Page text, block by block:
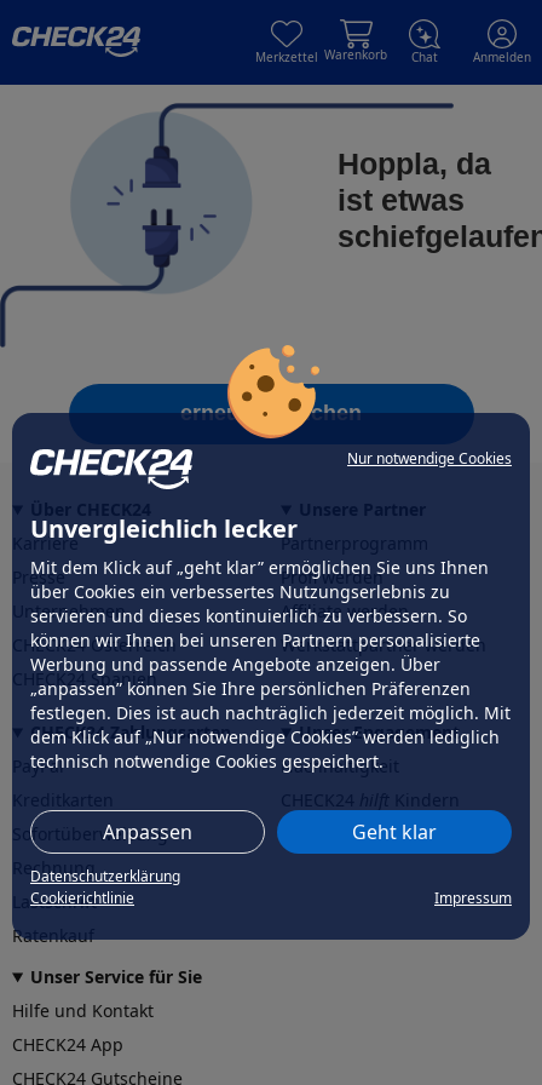
Nur notwendige Cookies
Unvergleichlich lecker
Mit dem Klick auf „geht klar” ermöglichen Sie uns Ihnen
über Cookies ein verbessertes Nutzungserlebnis zu
servieren und dieses kontinuierlich zu verbessern. So
können wir Ihnen bei unseren Partnern personalisierte
Werbung und passende Angebote anzeigen. Über
„anpassen” können Sie Ihre persönlichen Präferenzen
festlegen. Dies ist auch nachträglich jederzeit möglich. Mit
dem Klick auf „Nur notwendige Cookies” werden lediglich
technisch notwendige Cookies gespeichert.
Anpassen Geht klar
Datenschutzerklärung
Cookierichtlinie
Impressum
Merkzettel Warenkorb Chat Anmelden
Hoppla, da
ist etwas
erneut versuchen
Karriere
Presse
Unternehmen
CHECK24 Österreich
CHECK24 Spanien
Partnerprogramm
Profi werden
Affiliate werden
Werkstattpartner werden
CHECK24 Zahlungsarten
PayPal
Sofortüberweisung
Rechnung
Lastschrift
Ratenkauf
Unser Engagement
Nachhaltigkeit
CHECK24hilftder Natur
Unser Service für Sie
Hilfe und Kontakt
CHECK24 App
CHECK24 Gutscheine